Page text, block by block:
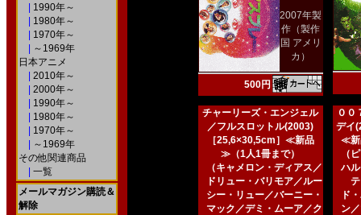
1990年～
1980年～
1970年～
～1969年
日本アニメ
2010年～
2000年～
1990年～
1980年～
1970年～
～1969年
その他関連商品
一覧
メールマガジン購読＆
解除
2007年製
作（製作
国 アメリ
カ）
500円
チャーリーズ・エンジェル
／フルスロットル(2003)
［25,6×30,5cm］≪新品
≫（1人1冊まで）
（キャメロン・ディアス／
ドリュー・バリモア／ルー
シー・リュー／バーニー・
マック／デミ・ムーア／ク
００
デイ
≪新
（
ハ
ド
ン